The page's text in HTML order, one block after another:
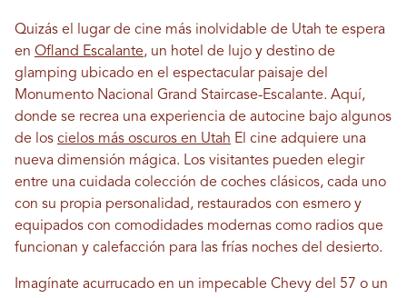
Quizás el lugar de cine más inolvidable de Utah te espera
en Ofland Escalante, un hotel de lujo y destino de
glamping ubicado en el espectacular paisaje del
Monumento Nacional Grand Staircase-Escalante. Aquí,
donde se recrea una experiencia de autocine bajo algunos
de los cielos más oscuros en Utah El cine adquiere una
nueva dimensión mágica. Los visitantes pueden elegir
entre una cuidada colección de coches clásicos, cada uno
con su propia personalidad, restaurados con esmero y
equipados con comodidades modernas como radios que
funcionan y calefacción para las frías noches del desierto.
Imagínate acurrucado en un impecable Chevy del 57 o un